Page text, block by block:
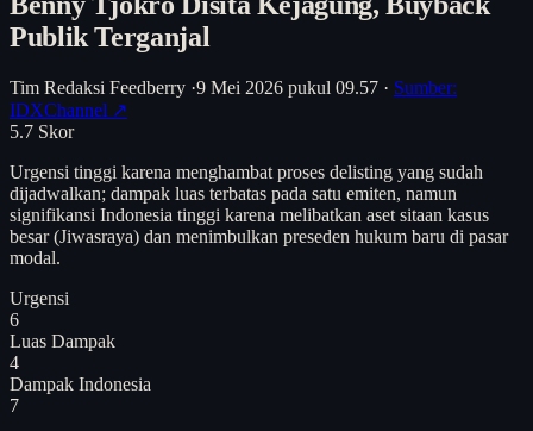
Publik Terganjal
Tim Redaksi Feedberry ·9 Mei 2026 pukul 09.57 · Sumber:
IDXChannel ↗
5.7 Skor
Urgensi tinggi karena menghambat proses delisting yang sudah
dijadwalkan; dampak luas terbatas pada satu emiten, namun
signifikansi Indonesia tinggi karena melibatkan aset sitaan kasus
besar (Jiwasraya) dan menimbulkan preseden hukum baru di pasar
modal.
Urgensi
6
Luas Dampak
4
Dampak Indonesia
7